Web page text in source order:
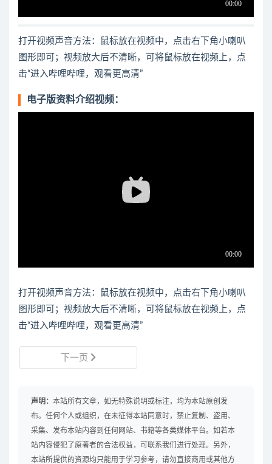
打开视频声音方法：鼠标放在视频中，点击右下角小喇叭
图形即可；视频放大后不清晰，可将鼠标放在视频上，点
击“进入哔哩哔哩，观看更高清”
电子版资料介绍视频：
打开视频声音方法：鼠标放在视频中，点击右下角小喇叭
图形即可；视频放大后不清晰，可将鼠标放在视频上，点
击“进入哔哩哔哩，观看更高清”
下一页
声明： 本站所有文章，如无特殊说明或标注，均为本站原创发
布。任何个人或组织，在未征得本站同意时，禁止复制、盗用、
采集、发布本站内容到任何网站、书籍等各类媒体平台。如若本
站内容侵犯了原著者的合法权益，可联系我们进行处理。另外，
本站所提供的资源均只能用于学习参考，请勿直接商用或其他方